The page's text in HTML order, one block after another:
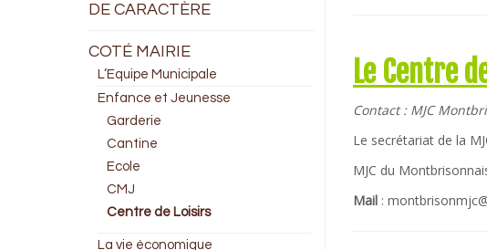
DE CARACTÈRE
COTÉ MAIRIE
L’Equipe Municipale
Enfance et Jeunesse
Garderie
Cantine
Ecole
CMJ
Centre de Loisirs
La vie économique
Le Centre
Contact : MJC
Le secrétariat de la
MJC du
Mail :